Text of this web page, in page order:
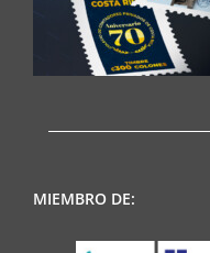
MIEMBRO DE: